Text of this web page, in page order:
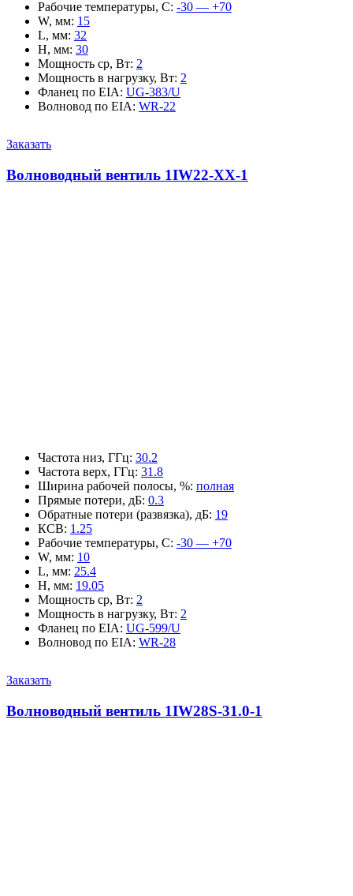
Рабочие температуры, С: -30 — +70
W, мм: 15
L, мм: 32
H, мм: 30
Мощность ср, Вт: 2
Мощность в нагрузку, Вт: 2
Фланец по EIA: UG-383/U
Волновод по EIA: WR-22
Заказать
Волноводный вентиль 1IW22-XX-1
Частота низ, ГГц: 30.2
Частота верх, ГГц: 31.8
Ширина рабочей полосы, %: полная
Прямые потери, дБ: 0.3
Обратные потери (развязка), дБ: 19
КСВ: 1.25
Рабочие температуры, С: -30 — +70
W, мм: 10
L, мм: 25.4
H, мм: 19.05
Мощность ср, Вт: 2
Мощность в нагрузку, Вт: 2
Фланец по EIA: UG-599/U
Волновод по EIA: WR-28
Заказать
Волноводный вентиль 1IW28S-31.0-1